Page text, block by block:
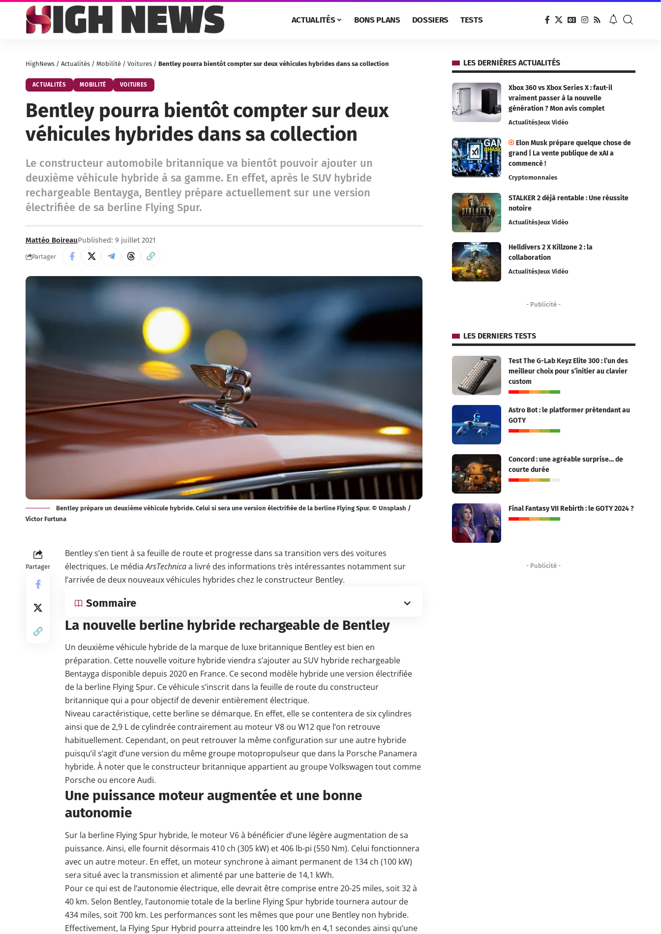
ACTUALITÉS BONS PLANS DOSSIERS TESTS
HighNews / Actualités / Mobilité / Voitures / Bentley pourra bientôt compter sur deux véhicules hybrides dans sa collection
ACTUALITÉS MOBILITÉ VOITURES
Bentley pourra bientôt compter sur deux
véhicules hybrides dans sa collection
Le constructeur automobile britannique va bientôt pouvoir ajouter un
deuxième véhicule hybride à sa gamme. En effet, après le SUV hybride
rechargeable Bentayga, Bentley prépare actuellement sur une version
électrifiée de sa berline Flying Spur.
Mattéo BoireauPublished: 9 juillet 2021
Partager
Bentley prépare un deuxième véhicule hybride. Celui si sera une version électrifiée de la berline Flying Spur. © Unsplash /
Victor Furtuna
Partager
Bentley s’en tient à sa feuille de route et progresse dans sa transition vers des voitures
électriques. Le médiaArsTechnicaa livré des informations très intéressantes notamment sur
l’arrivée de deux nouveaux véhicules hybrides chez le constructeur Bentley.
Sommaire
La nouvelle berline hybride rechargeable de Bentley
Un deuxième véhicule hybride de la marque de luxe britannique Bentley est bien en
préparation. Cette nouvelle voiture hybride viendra s’ajouter au SUV hybride rechargeable
Bentayga disponible depuis 2020 en France. Ce second modèle hybride une version électrifiée
de la berline Flying Spur. Ce véhicule s’inscrit dans la feuille de route du constructeur
britannique qui a pour objectif de devenir entièrement électrique.
Niveau caractéristique, cette berline se démarque. En effet, elle se contentera de six cylindres
ainsi que de 2,9 L de cylindrée contrairement au moteur V8 ou W12 que l’on retrouve
habituellement. Cependant, on peut retrouver la même configuration sur une autre hybride
puisqu’il s’agit d’uneversion du même groupe motopropulseur que dans la Porsche Panamera
hybride. À noter que le constructeur britannique appartient au groupeVolkswagen tout comme
Porsche ou encore Audi.
Une puissance moteur augmentée et une bonne
autonomie
Sur la berline Flying Spur hybride, le moteur V6 à bénéficier d’une légère augmentation de sa
puissance. Ainsi, elle fournit désormais 410 ch (305 kW) et 406 lb-pi (550 Nm). Celui fonctionnera
avec un autre moteur. En effet, un moteur synchrone à aimant permanent de 134 ch (100 kW)
sera situé avec la transmission et alimenté par une batterie de 14,1 kWh.
Pour ce qui est de l’autonomie électrique, elle devrait être comprise entre 20-25 miles, soit 32 à
40 km. Selon Bentley, l’autonomie totale de la berline Flying Spur hybride tournera autour de
434 miles, soit 700 km. Les performances sont les mêmes que pour une Bentley non hybride.
Effectivement, la Flying Spur Hybrid pourra atteindre les 100 km/h en 4,1 secondes ainsi qu’une
LES DERNIÈRES ACTUALITÉS
Xbox 360 vs Xbox Series X : faut-il
vraiment passer à la nouvelle
génération ? Mon avis complet
ActualitésJeux Vidéo
Elon Musk prépare quelque chose de
grand | La vente publique de xAI a
commencé !
Cryptomonnaies
STALKER 2 déjà rentable : Une réussite
notoire
ActualitésJeux Vidéo
Helldivers 2 X Killzone 2 : la
collaboration
ActualitésJeux Vidéo
- Publicité -
LES DERNIERS TESTS
Test The G-Lab Keyz Elite 300 : l’un des
meilleur choix pour s’initier au clavier
custom
Astro Bot : le platformer prétendant au
GOTY
Concord : une agréable surprise… de
courte durée
Final Fantasy VII Rebirth : le GOTY 2024 ?
- Publicité -